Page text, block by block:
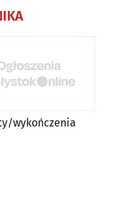
wykończenia